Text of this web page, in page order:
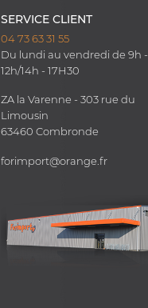
SERVICE CLIENT
04 73 63 31 55
Du lundi au vendredi de 9h -
12h/14h - 17H30
ZA la Varenne - 303 rue du
Limousin
63460 Combronde
forimport@orange.fr